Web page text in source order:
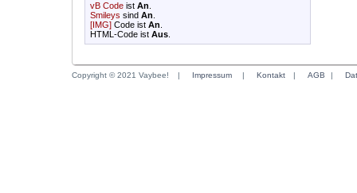
vB Code ist An
Smileys sind An
[IMG] Code ist An
HTML-Code ist Aus
Copyright © 2021 Vaybee! | Impressum | Kontakt | AGB |